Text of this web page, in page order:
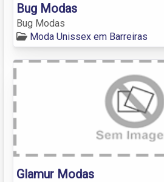
Bug Modas
Bug Modas
Moda Unissex em Barreiras
Glamur Modas